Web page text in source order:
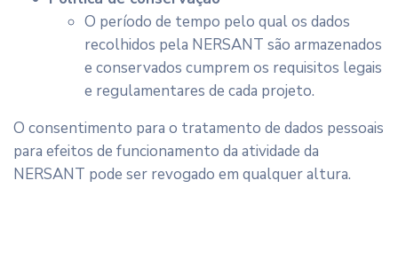
O período de tempo pelo qual os dados
recolhidos pela NERSANT são armazenados
e conservados cumprem os requisitos legais
e regulamentares de cada projeto.
O consentimento para o tratamento de dados pessoais
para efeitos de funcionamento da atividade da
NERSANT pode ser revogado em qualquer altura.